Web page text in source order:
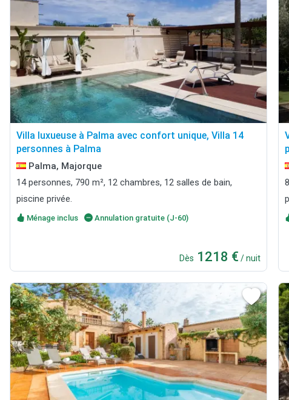
Villa luxueuse à Palma avec confort unique, Villa 14
personnes à Palma
Palma, Majorque
14 personnes, 790 m², 12 chambres, 12 salles de bain,
piscine privée.
Ménage inclus Annulation gratuite (J-60)
Dès 1218 € / nuit